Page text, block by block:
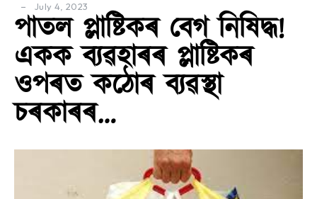
July 4, 2023
পাতল প্লাষ্টিকৰ বেগ নিষিদ্ধ!
একক ব্যৱহাৰৰ প্লাষ্টিকৰ
ওপৰত কঠোৰ ব্যৱস্থা
চৰকাৰৰ…